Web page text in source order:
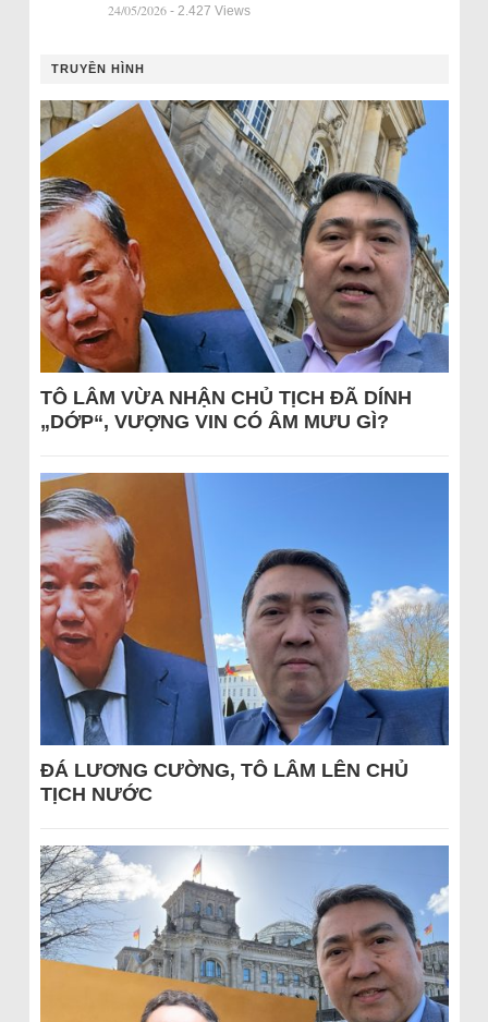
24/05/2026 - 2.427 Views
TRUYỀN HÌNH
TÔ LÂM VỪA NHẬN CHỦ TỊCH ĐÃ DÍNH
„DỚP“, VƯỢNG VIN CÓ ÂM MƯU GÌ?
ĐÁ LƯƠNG CƯỜNG, TÔ LÂM LÊN CHỦ
TỊCH NƯỚC